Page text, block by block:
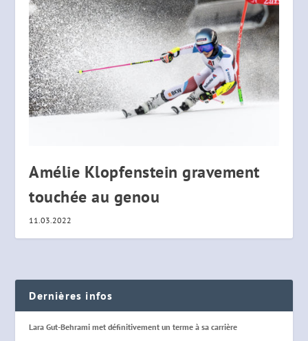
Amélie Klopfenstein gravement
touchée au genou
11.03.2022
Dernières infos
Lara Gut-Behrami met définitivement un terme à sa carrière